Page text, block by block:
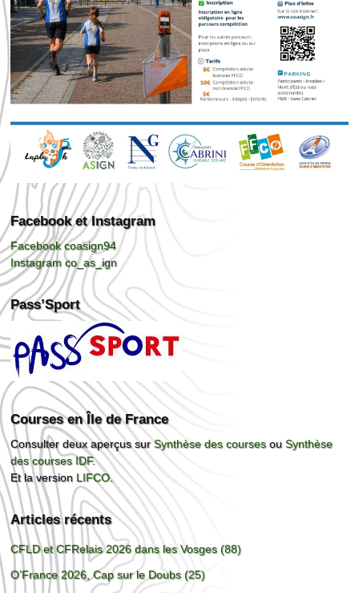
Facebook et Instagram
Facebook coasign94
Instagram co_as_ign
Pass’Sport
Courses en Île de France
Consulter deux aperçus surSynthèse des coursesouSynthèse
des courses IDF.
Et la version LIFCO.
Articles récents
CFLD et CFRelais 2026 dans les Vosges (88)
O’France 2026, Cap sur le Doubs (25)